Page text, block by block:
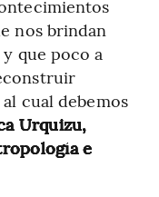
nos brindan
que poco a
cual debemos
Urquizu,
e